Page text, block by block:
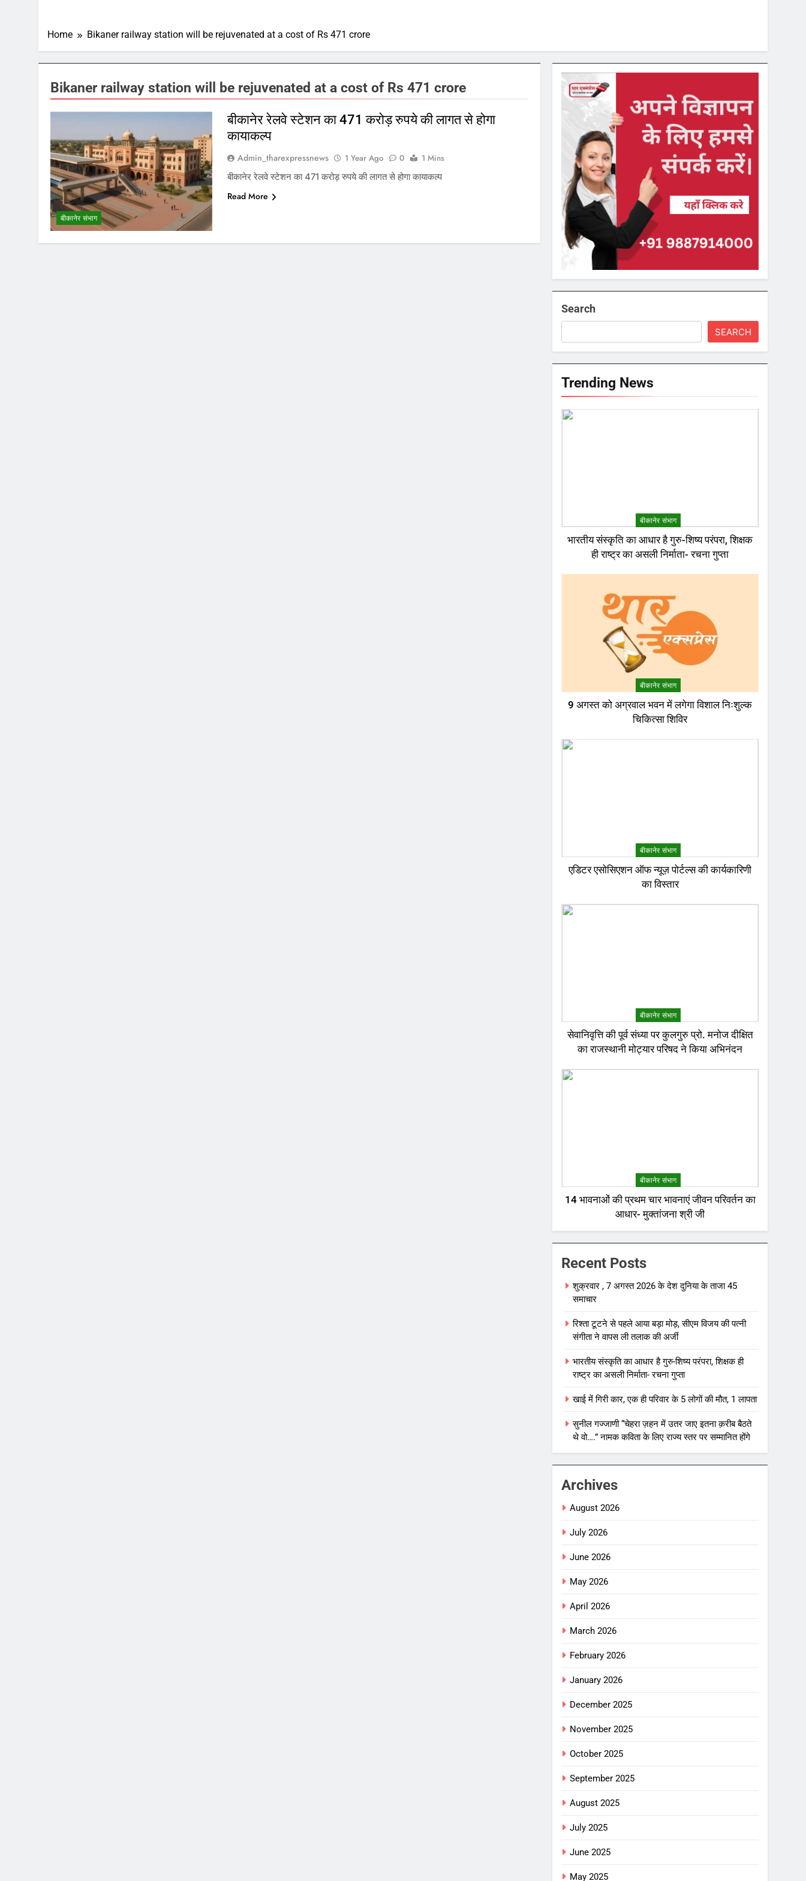
Home Bikaner railway station will be rejuvenated at a cost of Rs 471 crore
Bikaner railway station will be rejuvenated at a cost of Rs 471 crore
बीकानेर संभाग
बीकानेर रेलवे स्टेशन का 471 करोड़ रुपये की लागत से होगा
कायाकल्प
Admin_tharexpressnews 1 Year Ago 0
1 Mins
बीकानेर रेलवे स्टेशन का 471 करोड़ रुपये की लागत से होगा कायाकल्प
Read More
Search
SEARCH
Trending News
बीकानेर संभाग
भारतीय संस्कृति का आधार है गुरु-शिष्य परंपरा, शिक्षक
ही राष्ट्र का असली निर्माता- रचना गुप्ता
बीकानेर संभाग
9 अगस्त को अग्रवाल भवन में लगेगा विशाल निःशुल्क
चिकित्सा शिविर
बीकानेर संभाग
एडिटर एसोसिएशन ऑफ न्यूज़ पोर्टल्स की कार्यकारिणी
का विस्तार
बीकानेर संभाग
सेवानिवृत्ति की पूर्व संध्या पर कुलगुरु प्रो. मनोज दीक्षित
का राजस्थानी मोट्यार परिषद ने किया अभिनंदन
बीकानेर संभाग
14 भावनाओं की प्रथम चार भावनाएं जीवन परिवर्तन का
आधार- मुक्तांजना श्री जी
Recent Posts
शुक्रवार , 7 अगस्त 2026 के देश दुनिया के ताजा 45
समाचार
रिश्ता टूटने से पहले आया बड़ा मोड़, सीएम विजय की पत्नी
संगीता ने वापस ली तलाक की अर्जी
भारतीय संस्कृति का आधार है गुरु-शिष्य परंपरा, शिक्षक ही
राष्ट्र का असली निर्माता- रचना गुप्ता
खाई में गिरी कार, एक ही परिवार के 5 लोगों की मौत, 1 लापता
सुनील गज्जाणी “चेहरा ज़हन में उतर जाए इतना क़रीब बैठते
थे वो….” नामक कविता के लिए राज्य स्तर पर सम्मानित होंगे
Archives
August 2026
July 2026
June 2026
May 2026
April 2026
March 2026
February 2026
January 2026
December 2025
November 2025
October 2025
September 2025
August 2025
July 2025
June 2025
May 2025